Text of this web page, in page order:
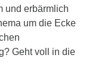
und erbärmlich
um die Ecke
Geht voll in die